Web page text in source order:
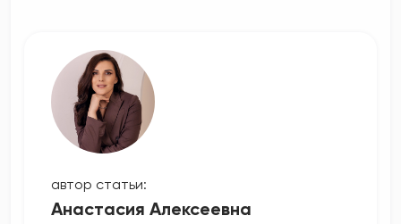
автор статьи:
Анастасия Алексеевна